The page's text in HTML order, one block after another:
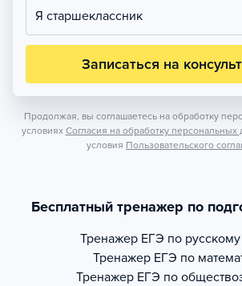
Я старшеклассник
Записаться на
Продолжая, вы соглашаетесь на обработку
условиях Согласия на обработку персональных
условия Пользовательского
Бесплатный тренажер по
Тренажер ЕГЭ по
Тренажер ЕГЭ по
Тренажер ЕГЭ по